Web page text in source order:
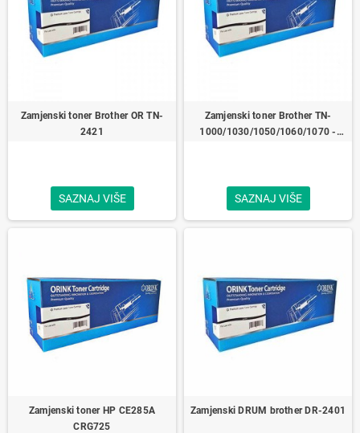
Zamjenski toner Brother OR TN-
2421
SAZNAJ VIŠE
Zamjenski toner Brother TN-
1000/1030/1050/1060/1070 -
SAZNAJ VIŠE
Zamjenski toner HP CE285A
CRG725
Zamjenski DRUM brother DR-2401